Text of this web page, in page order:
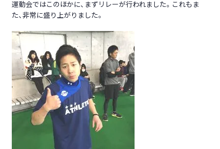
運動会ではこのほかに、まずリレーが行われました。これもま
た、非常に盛り上がりました。